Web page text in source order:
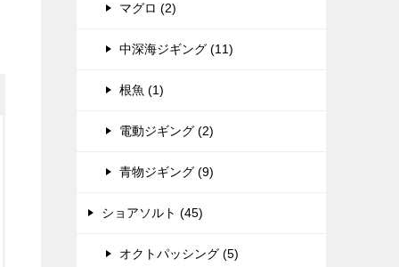
マグロ (2)
中深海ジギング (11)
根魚 (1)
電動ジギング (2)
青物ジギング (9)
ショアソルト (45)
オクトパッシング (5)